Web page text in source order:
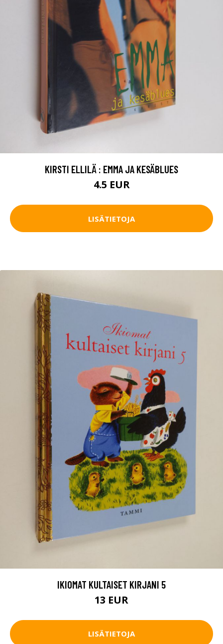
KIRSTI ELLILÄ : EMMA JA KESÄBLUES
4.5 EUR
LISÄTIETOJA
IKIOMAT KULTAISET KIRJANI 5
13 EUR
LISÄTIETOJA